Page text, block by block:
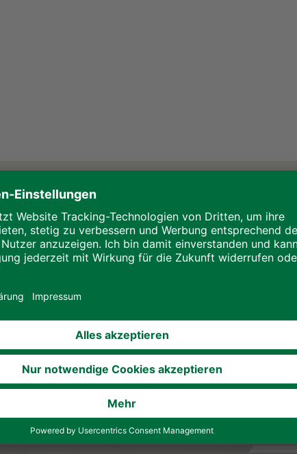
verteilen sich auf 1.128 qm Wohnfläche
aus zwei bis zu 14 Meter langen Modulen
bereits fix und fertig gefliest und mit Sanitärobjekten
groß, zwei Zweizimmerwohnungen sind sogar
Balkon und sind barrierefrei über eine
installiert, die als Energiequelle für die
versorgt sie umweltfreundlich und effektiv die